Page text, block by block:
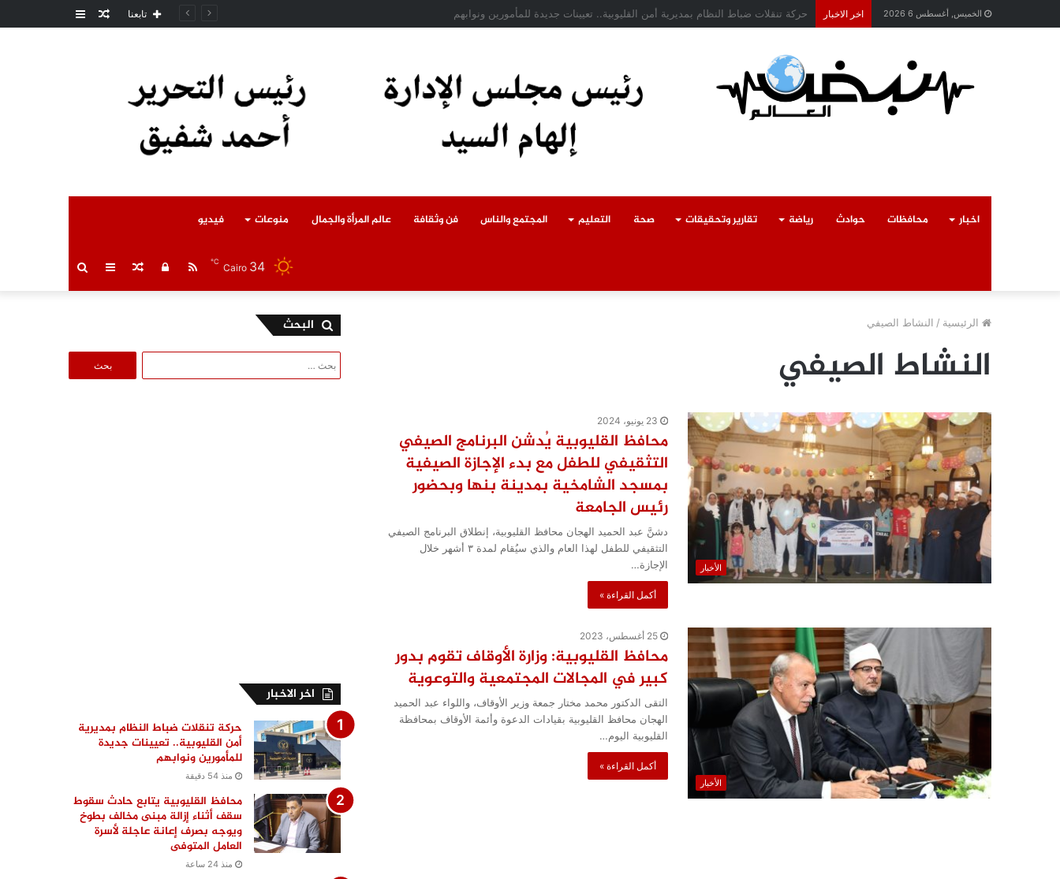
الخميس, أغسطس 6 2026 اخر الاخبار محافظ القليوبية يتابع حادث سقوط سقف أثناء إزالة مبنى مخالف بطوخ ويوجه بصرف إعانة عاجلة لأسرة العامل المتوفى عمودمقال تابعنا
اخبار محافظات حوادث رياضة تقارير وتحقيقات صحة التعليم المجتمع والناس فن وثقافة عالم المرأة والجمال منوعات فيديو
بحث عمود مقالتسجيل RSS Cairo 34
℃
الرئيسية / النشاط الصيفي
النشاط الصيفي
الأخبار
23 يونيو، 2024
محافظ القليوبية يُدشن البرنامج الصيفي
التثقيفي للطفل مع بدء الإجازة الصيفية
بمسجد الشامخية بمدينة بنها وبحضور
رئيس الجامعة
دشنَّ عبد الحميد الهجان محافظ القليوبية، إنطلاق البرنامج الصيفي
التثقيفي للطفل لهذا العام والذي سيُقام لمدة ٣ أشهر خلال
الإجازة…
أكمل القراءة »
الأخبار
25 أغسطس، 2023
محافظ القليوبية: وزارة الأوقاف تقوم بدور
كبير في المجالات المجتمعية والتوعوية
التقى الدكتور محمد مختار جمعة وزير الأوقاف، واللواء عبد الحميد
الهجان محافظ القليوبية بقيادات الدعوة وأئمة الأوقاف بمحافظة
القليوبية اليوم…
أكمل القراءة »
البحث
عن:
اخر الاخبار
حركة تنقلات ضباط النظام بمديرية
أمن القليوبية.. تعيينات جديدة
للمأمورين ونوابهم
منذ 54 دقيقة
محافظ القليوبية يتابع حادث سقوط
سقف أثناء إزالة مبنى مخالف بطوخ
ويوجه بصرف إعانة عاجلة لأسرة
العامل المتوفى
منذ 24 ساعة